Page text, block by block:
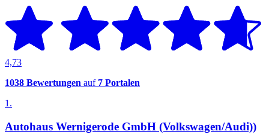
4,73
1038 Bewertungen auf 7 Portalen
1.
Autohaus Wernigerode GmbH (Volkswagen/Audi))